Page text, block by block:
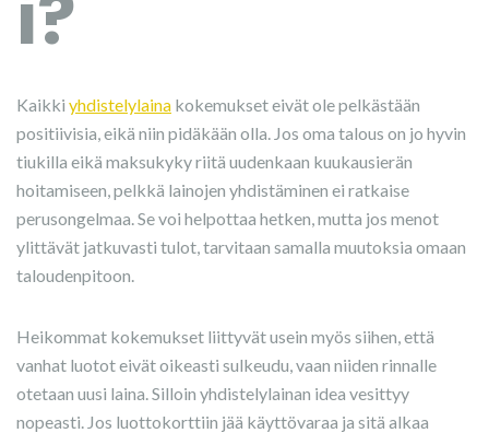
Kaikki yhdistelylaina kokemukset eivät ole pelkästään
positiivisia, eikä niin pidäkään olla. Jos oma talous on jo hyvin
tiukilla eikä maksukyky riitä uudenkaan kuukausierän
hoitamiseen, pelkkä lainojen yhdistäminen ei ratkaise
perusongelmaa. Se voi helpottaa hetken, mutta jos menot
ylittävät jatkuvasti tulot, tarvitaan samalla muutoksia omaan
taloudenpitoon.
Heikommat kokemukset liittyvät usein myös siihen, että
vanhat luotot eivät oikeasti sulkeudu, vaan niiden rinnalle
otetaan uusi laina. Silloin yhdistelylainan idea vesittyy
nopeasti. Jos luottokorttiin jää käyttövaraa ja sitä alkaa